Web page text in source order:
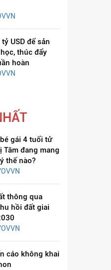
HÁT LÊN VIỆT NAM
USD để sản
thúc đẩy
hoàn
gái 4 tuổi tử
Tâm đang mang
thế nào?
thông qua
hồi đất giai
cáo không khai